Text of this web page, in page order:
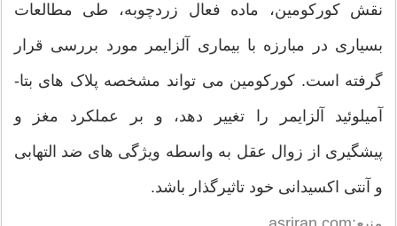
نقش کورکومین، ماده فعال زردچوبه، طی مطالعات
بسیاری در مبارزه با بیماری آلزایمر مورد بررسی قرار
گرفته است. کورکومین می تواند مشخصه پلاک های بتا-
آمیلوئید آلزایمر را تغییر دهد، و بر عملکرد مغز و
پیشگیری از زوال عقل به واسطه ویژگی های ضد التهابی
و آنتی اکسیدانی خود تاثیرگذار باشد.